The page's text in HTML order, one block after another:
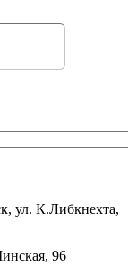
ул. К.Либкнехта,
96